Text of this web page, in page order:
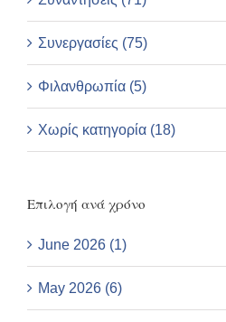
Συνεργασίες (75)
Φιλανθρωπία (5)
Χωρίς κατηγορία (18)
Επιλογή ανά χρόνο
June 2026 (1)
May 2026 (6)